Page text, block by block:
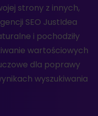
strony z innych,
SEO JustIdea
i pochodziły
wartościowych
dla poprawy
wyszukiwania